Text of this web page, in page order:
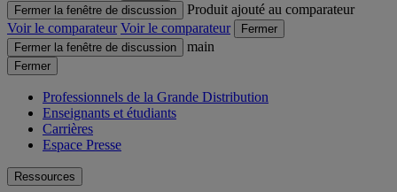
Fermer la fenêtre de discussion
Produit ajouté au comparateur
Voir le comparateur Voir le comparateur
Fermer
Fermer la fenêtre de discussion
main
Fermer
Professionnels de la Grande Distribution
Enseignants et étudiants
Carrières
Espace Presse
Ressources